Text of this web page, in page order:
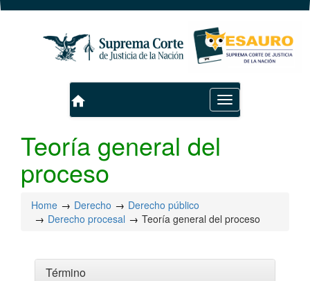
Toggle
navigation
home
Teoría general del
proceso
Home Derecho
Derecho público
Derecho procesal
Teoría general del proceso
Término